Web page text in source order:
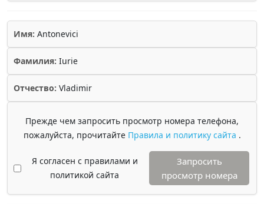
Имя: Antonevici
Фамилия: Iurie
Отчество: Vladimir
Прежде чем запросить просмотр номера телефона,
пожалуйста, прочитайте Правила и политику сайта .
Я согласен с правилами и
политикой сайта
Запросить
просмотр номера